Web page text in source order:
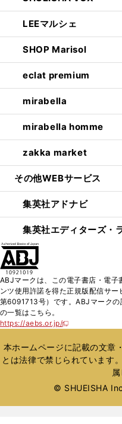
LEEマルシェ
SHOP Marisol
eclat premium
mirabella
mirabella homme
zakka market
その他WEBサービス
集英社アドナビ
集英社エディターズ・
ABJマークは、この電子書店・電子
ンツ使用許諾を得た正規版配信サ
第6091713号）です。ABJマーク
の一覧はこちら。
https://aebs.or.jp/
新
い
ウ
ィ
ウ
本ホームページに記載の文章
とは法律で禁じられています
© SHUEISHA